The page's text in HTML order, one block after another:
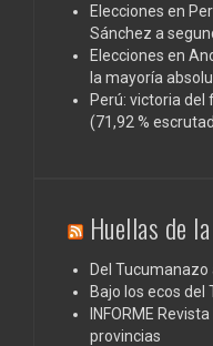
Elecciones en
Sánchez a
Elecciones en
la mayoría
Perú: victoria
(71,92 %
Huellas de
Del
Bajo los ecos del
INFORME
provincias